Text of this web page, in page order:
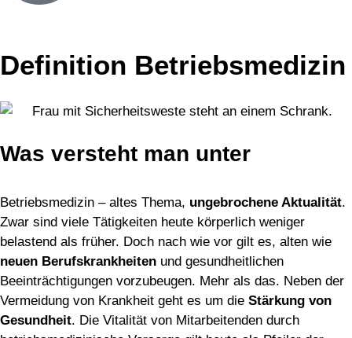
Definition Betriebsmedizin
Was versteht man unter
Betriebsmedizin – altes Thema, ungebrochene Aktualität.
Zwar sind viele Tätigkeiten heute körperlich weniger
belastend als früher. Doch nach wie vor gilt es, alten wie
neuen Berufskrankheiten und gesundheitlichen
Beeinträchtigungen vorzubeugen. Mehr als das. Neben der
Vermeidung von Krankheit geht es um die Stärkung von
Gesundheit. Die Vitalität von Mitarbeitenden durch